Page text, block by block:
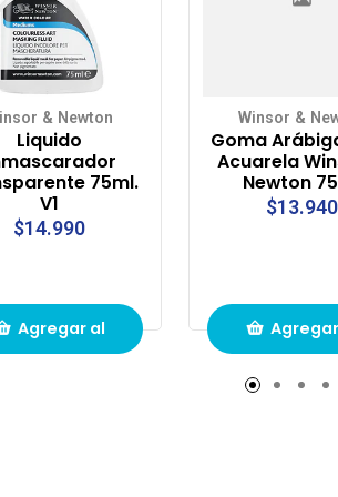
& Newton
Liquido
75ml.
V1
$14.990
Agregar al
Winsor &
Goma
Acuarela
Newton
$13.940
carrito de